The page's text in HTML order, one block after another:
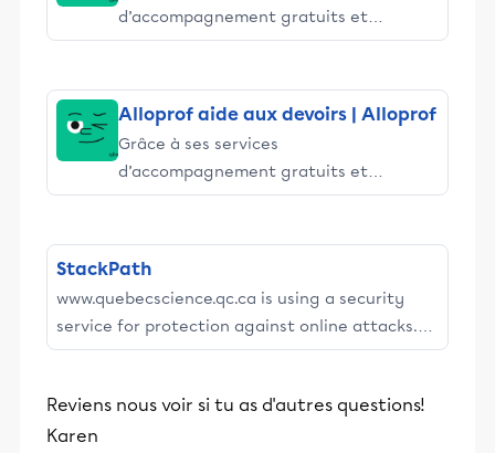
d’accompagnement gratuits et
stimulants, Alloprof engage les élèves
Alloprof aide aux devoirs | Alloprof
Grâce à ses services
d’accompagnement gratuits et
stimulants, Alloprof engage les élèves
StackPath
www.quebecscience.qc.ca is using a security
service for protection against online attacks.
The service requires full cookie support in order
Reviens nous voir si tu as d'autres questions!
Karen